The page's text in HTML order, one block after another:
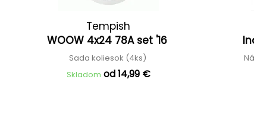
Tempish
WOOW 4x24 78A set '16
Sada koliesok (4ks)
Skladom od 14,99 €